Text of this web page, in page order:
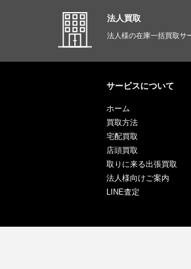
法人買取
法人様の在庫一括買取サ
サービスについて
ホーム
買取方法
宅配買取
店頭買取
取りに来る出張買取
法人様向けご案内
LINE査定